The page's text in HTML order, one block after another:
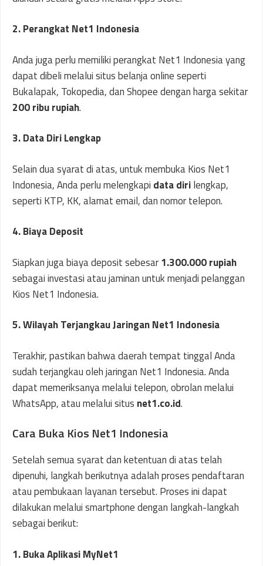
2. Perangkat Net1 Indonesia
Anda juga perlu memiliki perangkat Net1 Indonesia yang
dapat dibeli melalui situs belanja online seperti
Bukalapak, Tokopedia, dan Shopee dengan harga sekitar
200 ribu rupiah.
3. Data Diri Lengkap
Selain dua syarat di atas, untuk membuka Kios Net1
Indonesia, Anda perlu melengkapi data dirilengkap,
seperti KTP, KK, alamat email, dan nomor telepon.
4. Biaya Deposit
Siapkan juga biaya deposit sebesar1.300.000 rupiah
sebagai investasi atau jaminan untuk menjadi pelanggan
Kios Net1 Indonesia.
5. Wilayah Terjangkau Jaringan Net1 Indonesia
Terakhir, pastikan bahwa daerah tempat tinggal Anda
sudah terjangkau oleh jaringan Net1 Indonesia. Anda
dapat memeriksanya melalui telepon, obrolan melalui
WhatsApp, atau melalui situs net1.co.id.
Cara Buka Kios Net1 Indonesia
Setelah semua syarat dan ketentuan di atas telah
dipenuhi, langkah berikutnya adalah proses pendaftaran
atau pembukaan layanan tersebut. Proses ini dapat
dilakukan melalui smartphone dengan langkah-langkah
sebagai berikut:
1. Buka Aplikasi MyNet1